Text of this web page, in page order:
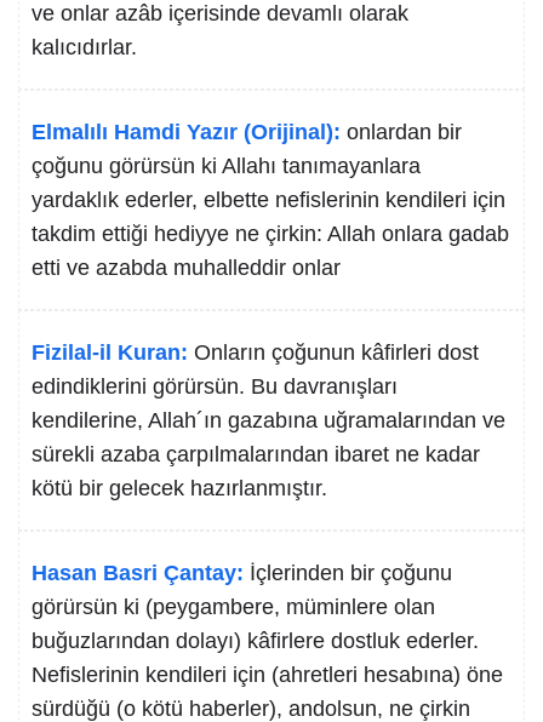
ve onlar azâb içerisinde devamlı olarak
kalıcıdırlar.
Elmalılı Hamdi Yazır (Orijinal): onlardan bir
çoğunu görürsün ki Allahı tanımayanlara
yardaklık ederler, elbette nefislerinin kendileri için
takdim ettiği hediyye ne çirkin: Allah onlara gadab
etti ve azabda muhalleddir onlar
Fizilal-il Kuran: Onların çoğunun kâfirleri dost
edindiklerini görürsün. Bu davranışları
kendilerine, Allah´ın gazabına uğramalarından ve
sürekli azaba çarpılmalarından ibaret ne kadar
kötü bir gelecek hazırlanmıştır.
Hasan Basri Çantay: İçlerinden bir çoğunu
görürsün ki (peygambere, müminlere olan
buğuzlarından dolayı) kâfirlere dostluk ederler.
Nefislerinin kendileri için (ahretleri hesabına) öne
sürdüğü (o kötü haberler), andolsun, ne çirkin